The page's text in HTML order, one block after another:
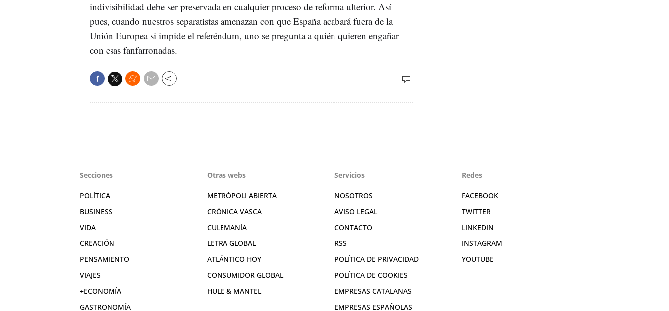
indivisibilidad debe ser preservada en cualquier proceso de reforma ulterior. Así
pues, cuando nuestros separatistas amenazan con que España acabará fuera de la
Unión Europea si impide el referéndum, uno se pregunta a quién quieren engañar
con esas fanfarronadas.
Secciones
POLÍTICA
BUSINESS
VIDA
CREACIÓN
PENSAMIENTO
VIAJES
+ECONOMÍA
GASTRONOMÍA
Otras webs
METRÓPOLI ABIERTA
CRÓNICA VASCA
CULEMANÍA
LETRA GLOBAL
ATLÁNTICO HOY
CONSUMIDOR GLOBAL
HULE & MANTEL
Servicios
NOSOTROS
AVISO LEGAL
CONTACTO
RSS
POLÍTICA DE PRIVACIDAD
POLÍTICA DE COOKIES
EMPRESAS CATALANAS
EMPRESAS ESPAÑOLAS
Redes
FACEBOOK
TWITTER
LINKEDIN
INSTAGRAM
YOUTUBE